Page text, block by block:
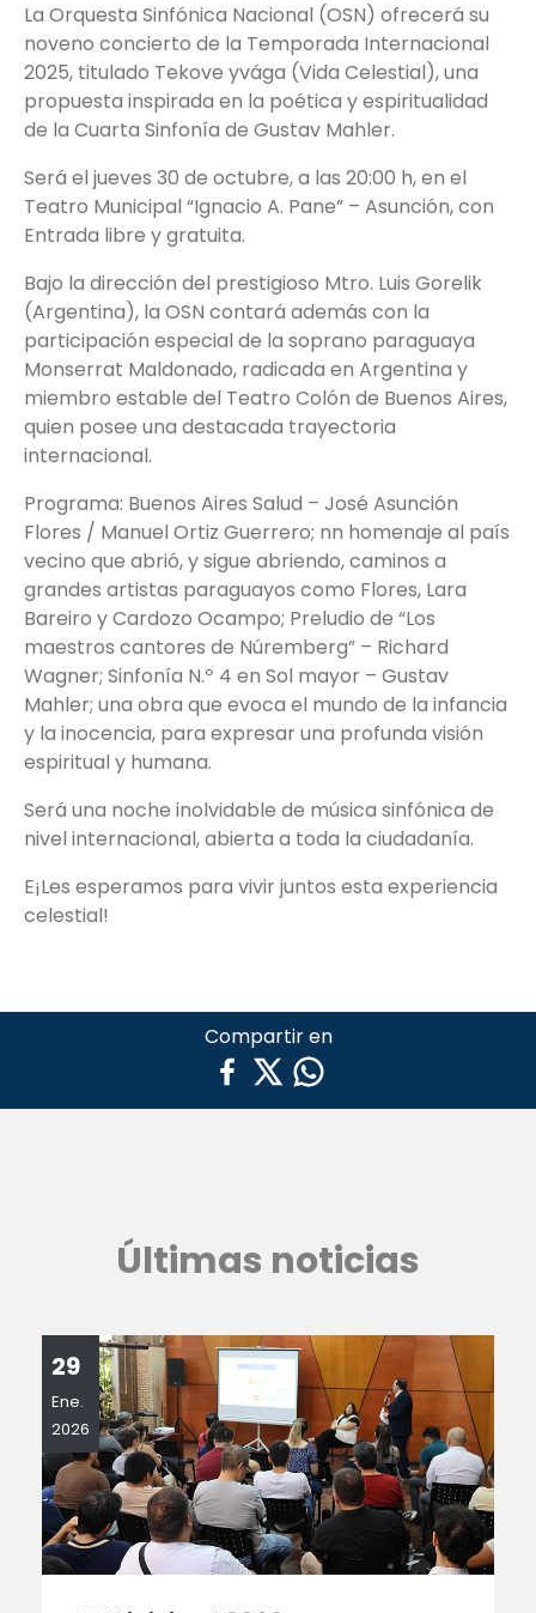
La Orquesta Sinfónica Nacional (OSN) ofrecerá su
noveno concierto de la Temporada Internacional
2025, titulado Tekove yvága (Vida Celestial), una
propuesta inspirada en la poética y espiritualidad
de la Cuarta Sinfonía de Gustav Mahler.
Será el jueves 30 de octubre, a las 20:00 h, en el
Teatro Municipal “Ignacio A. Pane” – Asunción, con
Entrada libre y gratuita.
Bajo la dirección del prestigioso Mtro. Luis Gorelik
(Argentina), la OSN contará además con la
participación especial de la soprano paraguaya
Monserrat Maldonado, radicada en Argentina y
miembro estable del Teatro Colón de Buenos Aires,
quien posee una destacada trayectoria
internacional.
Programa: Buenos Aires Salud – José Asunción
Flores / Manuel Ortiz Guerrero; nn homenaje al país
vecino que abrió, y sigue abriendo, caminos a
grandes artistas paraguayos como Flores, Lara
Bareiro y Cardozo Ocampo; Preludio de “Los
maestros cantores de Núremberg” – Richard
Wagner; Sinfonía N.º 4 en Sol mayor – Gustav
Mahler; una obra que evoca el mundo de la infancia
y la inocencia, para expresar una profunda visión
espiritual y humana.
Será una noche inolvidable de música sinfónica de
nivel internacional, abierta a toda la ciudadanía.
E¡Les esperamos para vivir juntos esta experiencia
celestial!
Compartir en
Últimas noticias
29
Ene.
2026